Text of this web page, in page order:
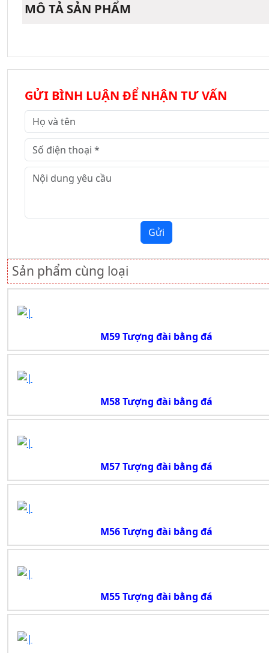
MÔ TẢ SẢN PHẨM
GỬI BÌNH LUẬN ĐỂ NHẬN TƯ VẤN
Gửi
Sản phẩm cùng loại
M59 Tượng đài bằng đá
M58 Tượng đài bằng đá
M57 Tượng đài bằng đá
M56 Tượng đài bằng đá
M55 Tượng đài bằng đá